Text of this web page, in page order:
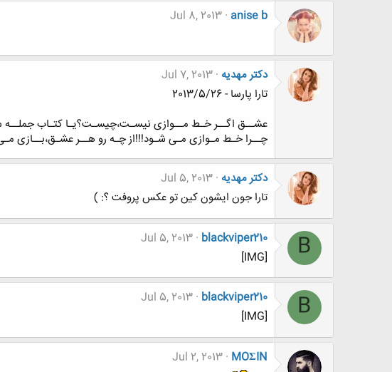
anise b
Jul 8, 2013
دکتر مهدیه Jul 7, 2013
تارا پارسا - 2013/5/26
عشــق اگــر خـط مــوازی نیسـت،چیسـت؟یـا کتـاب
چــرا خـط مـوازی مـی شـود!!!از چـه رو هــر عشـق،بــازی
دکتر مهدیه Jul 5, 2013
تارا جون ایشون کین تو عکس پروفت ؟: )
B
blackviper210
Jul 5, 2013
[IMG]
B
blackviper210
Jul 5, 2013
[IMG]
MOΣIN
Jul 2, 2013